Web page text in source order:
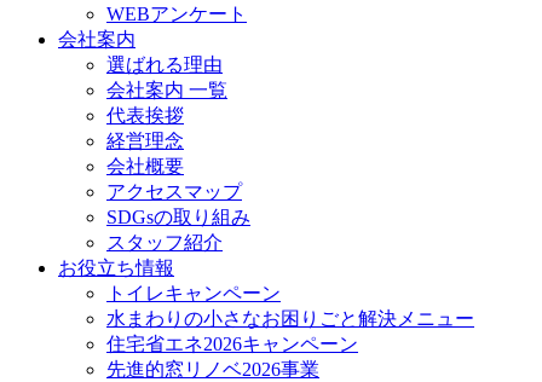
WEBアンケート
会社案内
選ばれる理由
会社案内 一覧
代表挨拶
経営理念
会社概要
アクセスマップ
SDGsの取り組み
スタッフ紹介
お役立ち情報
トイレキャンペーン
水まわりの小さなお困りごと解決メニュー
住宅省エネ2026キャンペーン
先進的窓リノベ2026事業